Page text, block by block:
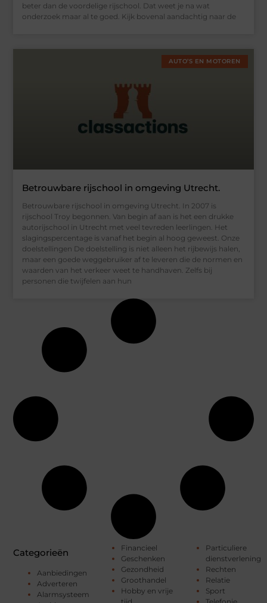
beter dan de voordelige rijschool. Dat weet je na wat
onderzoek maar al te goed. Kijk bovenal aandachtig naar de
AUTO’S EN MOTOREN
Betrouwbare rijschool in omgeving Utrecht.
Betrouwbare rijschool in omgeving Utrecht. In 2007 is
rijschool Troy begonnen. Van begin af aan is het een drukke
autorijschool in Utrecht met veel tevreden leerlingen. Het
slagingspercentage is vanaf het begin al hoog geweest. Onze
doelstellingen De doelstelling is niet alleen het rijbewijs halen,
maar een goede weggebruiker af te leveren die de normen en
waarden van het verkeer weet te handhaven. Zelfs bij
personen die twijfelen aan hun
Categorieën
Aanbiedingen
Adverteren
Alarmsysteem
Financieel
Geschenken
Gezondheid
Groothandel
Hobby en vrije
Particuliere
dienstverlening
Rechten
Relatie
Sport